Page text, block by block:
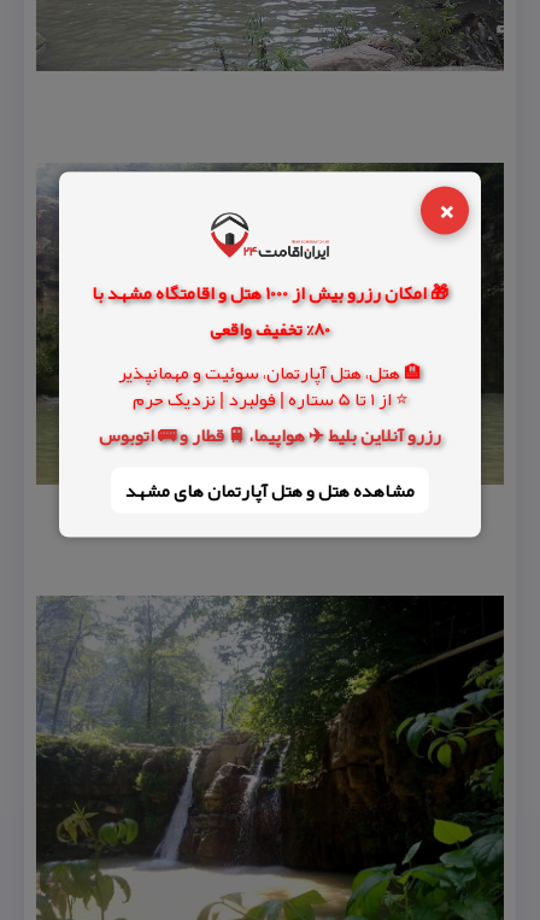
×
🎁 امکان رزرو بیش از 1000 هتل و اقامتگاه مشهد با
80% تخفیف واقعی
🏨 هتل، هتل آپارتمان، سوئیت و مهمانپذیر
⭐ از 1 تا 5 ستاره | فولبرد | نزدیک حرم
رزرو آنلاین بلیط ✈️ هواپیما، 🚆 قطار و 🚌 اتوبوس
مشاهده هتل و هتل‌ آپارتمان های مشهد